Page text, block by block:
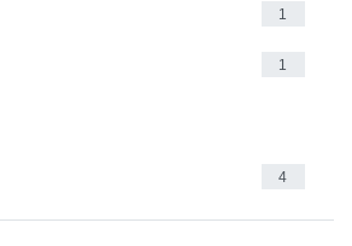
1
1
4